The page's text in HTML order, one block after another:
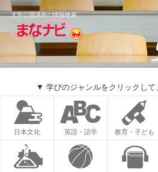
大学公開講座の情報検索
▼ 学びのジャンルをクリックして
日本文化 英語・語学 教育・子ども